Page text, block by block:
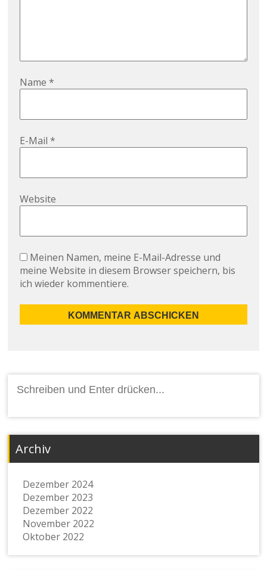
Name*
E-Mail*
Website
Meinen Namen, meine E-Mail-Adresse und
meine Website in diesem Browser speichern, bis
ich wieder kommentiere.
Archiv
Dezember 2024
Dezember 2023
Dezember 2022
November 2022
Oktober 2022